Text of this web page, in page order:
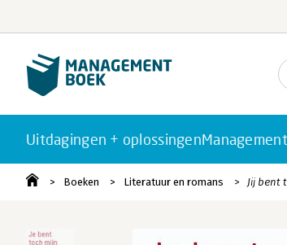
Uitdagingen + oplossingen
Boeken Literatuur en romans Jij bent